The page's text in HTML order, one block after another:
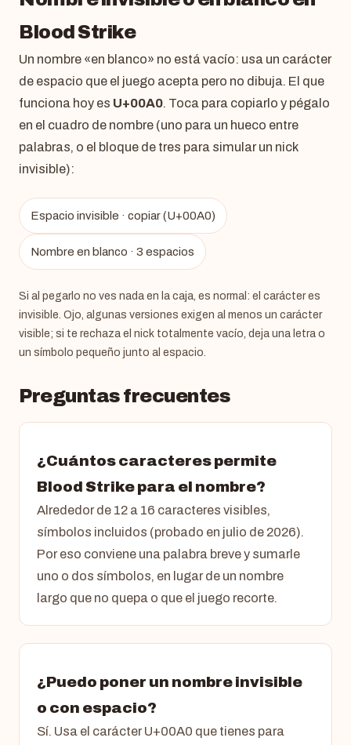
Blood Strike
Un nombre «en blanco» no está vacío: usa un carácter
de espacio que el juego acepta pero no dibuja. El que
funciona hoy es U+00A0. Toca para copiarlo y pégalo
en el cuadro de nombre (uno para un hueco entre
palabras, o el bloque de tres para simular un nick
invisible):
Espacio invisible · copiar (U+00A0)
Nombre en blanco · 3 espacios
Si al pegarlo no ves nada en la caja, es normal: el carácter es
invisible. Ojo, algunas versiones exigen al menos un carácter
visible; si te rechaza el nick totalmente vacío, deja una letra o
un símbolo pequeño junto al espacio.
Preguntas frecuentes
¿Cuántos caracteres permite
Blood Strike para el nombre?
Alrededor de 12 a 16 caracteres visibles,
símbolos incluidos (probado en julio de 2026).
Por eso conviene una palabra breve y sumarle
uno o dos símbolos, en lugar de un nombre
largo que no quepa o que el juego recorte.
¿Puedo poner un nombre invisible
o con espacio?
Sí. Usa el carácter U+00A0 que tienes para